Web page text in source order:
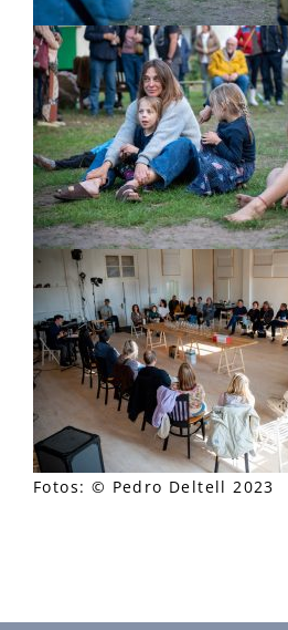
Fotos: © Pedro Deltell 2023